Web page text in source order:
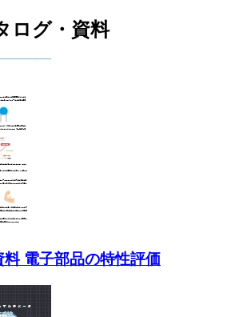
ログ・資料
料 電子部品の特性評価